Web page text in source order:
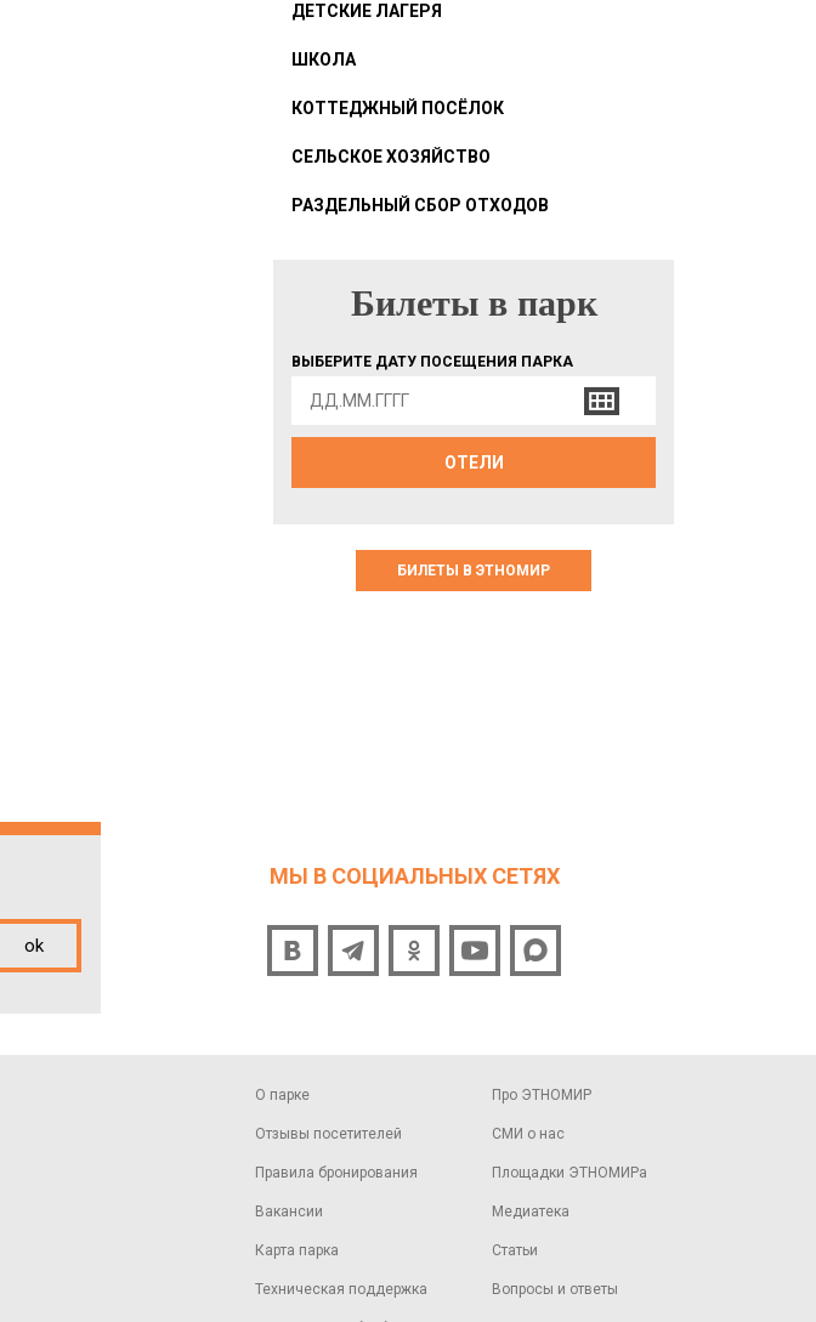
ДЕТСКИЕ ЛАГЕРЯ
ШКОЛА
КОТТЕДЖНЫЙ ПОСЁЛОК
СЕЛЬСКОЕ ХОЗЯЙСТВО
РАЗДЕЛЬНЫЙ СБОР ОТХОДОВ
БИЛЕТЫ В ПАРК
Билеты в парк
ВЫБЕРИТЕ ДАТУ ПОСЕЩЕНИЯ ПАРКА
ОТЕЛИ
БИЛЕТЫ В ЭТНОМИР
ok
МЫ В СОЦИАЛЬНЫХ СЕТЯХ
О парке
Отзывы посетителей
Правила бронирования
Вакансии
Карта парка
Техническая поддержка
Про ЭТНОМИР
СМИ о нас
Площадки ЭТНОМИРа
Медиатека
Статьи
Вопросы и ответы